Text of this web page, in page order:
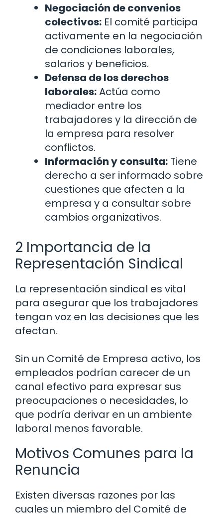
Negociación de convenios
colectivos: El comité participa
activamente en la negociación
de condiciones laborales,
salarios y beneficios.
Defensa de los derechos
laborales:Actúa como
mediador entre los
trabajadores y la dirección de
la empresa para resolver
conflictos.
Información y consulta: Tiene
derecho a ser informado sobre
cuestiones que afecten a la
empresa y a consultar sobre
cambios organizativos.
2 Importancia de la
Representación Sindical
La representación sindical es vital
para asegurar que los trabajadores
tengan voz en las decisiones que les
afectan.
Sin un Comité de Empresa activo, los
empleados podrían carecer de un
canal efectivo para expresar sus
preocupaciones o necesidades, lo
que podría derivar en un ambiente
laboral menos favorable.
Motivos Comunes para la
Renuncia
Existen diversas razones por las
cuales un miembro del Comité de